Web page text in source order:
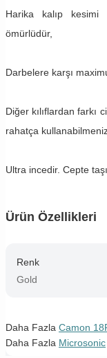
Harika kalıp kesimi
ömürlüdür,
Darbelere karşı
Diğer kılıflardan farkı
rahatça
Ultra incedir. Cepte
Ürün Özellikleri
Renk
Gold
Daha Fazla Camon
Daha Fazla Microsonic